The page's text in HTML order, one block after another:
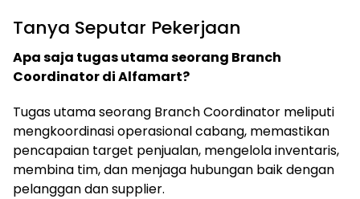
Tanya Seputar Pekerjaan
Apa saja tugas utama seorang Branch
Coordinator di Alfamart?
Tugas utama seorang Branch Coordinator meliputi
mengkoordinasi operasional cabang, memastikan
pencapaian target penjualan, mengelola inventaris,
membina tim, dan menjaga hubungan baik dengan
pelanggan dan supplier.